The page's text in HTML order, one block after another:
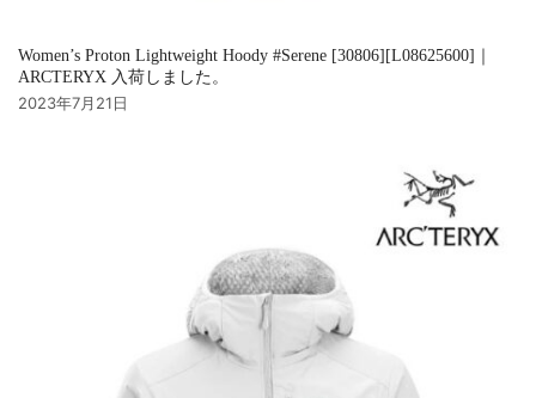
Women’s Proton Lightweight Hoody #Serene [30806][L08625600]｜
ARCTERYX 入荷しました。
2023年7月21日